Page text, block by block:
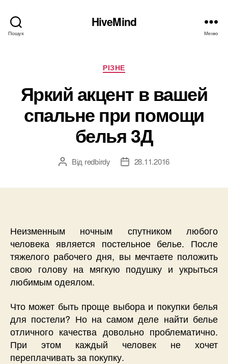
Пошук
HiveMind
Меню
Категорії
РІЗНЕ
Яркий акцент в вашей
спальне при помощи
белья 3Д
Автор
Від redbirdy
Дата28.11.2016
Неизменным ночным спутником любого
человека является постельное белье. После
тяжелого рабочего дня, вы мечтаете положить
свою голову на мягкую подушку и укрыться
любимым одеялом.
Что может быть проще выбора и покупки белья
для постели? Но на самом деле найти белье
отличного качества довольно проблематично.
При этом каждый человек не хочет
переплачивать за покупку.